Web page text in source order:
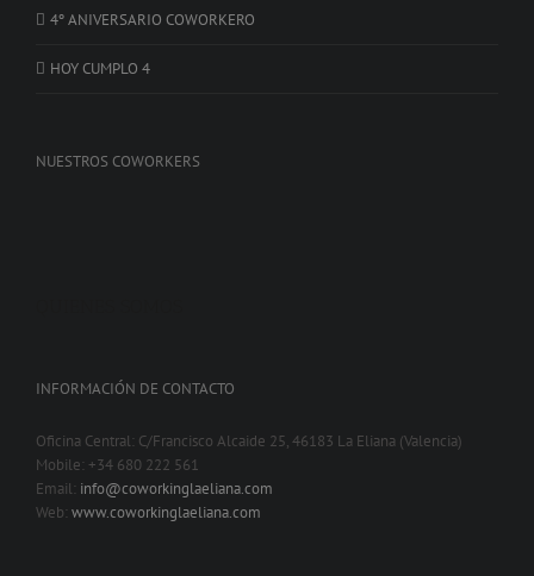
4º ANIVERSARIO COWORKERO
HOY CUMPLO 4
NUESTROS COWORKERS
INFORMACIÓN DE CONTACTO
Oficina Central: C/Francisco Alcaide 25, 46183 La Eliana (Valencia)
Mobile: +34 680 222 561
Email: info@coworkinglaeliana.com
Web: www.coworkinglaeliana.com